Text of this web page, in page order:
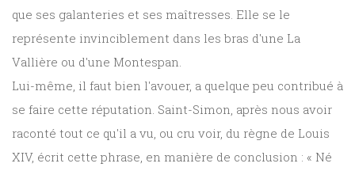
que ses galanteries et ses maîtresses. Elle se le
représente invinciblement dans les bras d'une La
Vallière ou d'une Montespan.
Lui-même, il faut bien l'avouer, a quelque peu contribué à
se faire cette réputation. Saint-Simon, après nous avoir
raconté tout ce qu'il a vu, ou cru voir, du règne de Louis
XIV, écrit cette phrase, en manière de conclusion : « Né